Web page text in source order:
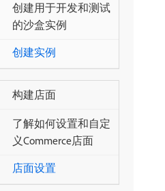
创建用于开发和测试
的沙盒实例
创建实例
构建店面
了解如何设置和自定
义Commerce店面
店面设置